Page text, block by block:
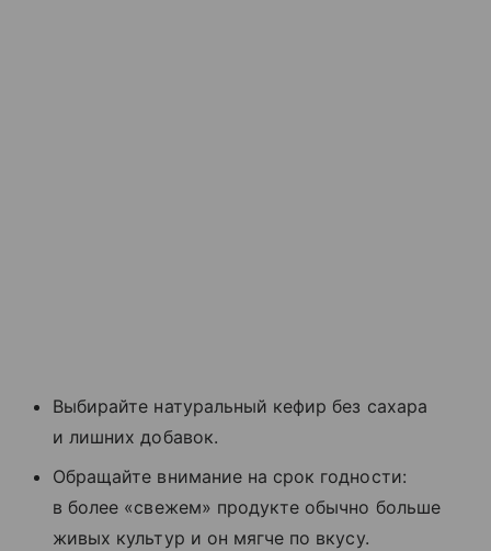
Выбирайте натуральный кефир без сахара
и лишних добавок.
Обращайте внимание на срок годности:
в более «свежем» продукте обычно больше
живых культур и он мягче по вкусу.